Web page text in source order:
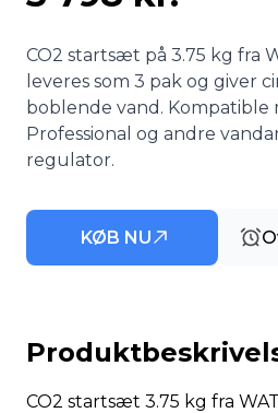
CO2 startsæt på 3.75 kg fra
leveres som 3 pak og giver
boblende vand. Kompatible
Professional og andre
regulator.
KØB NU
CO2 startsæt 3.75 kg fra